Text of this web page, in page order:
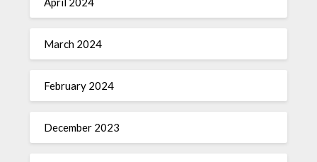
March 2024
February 2024
December 2023